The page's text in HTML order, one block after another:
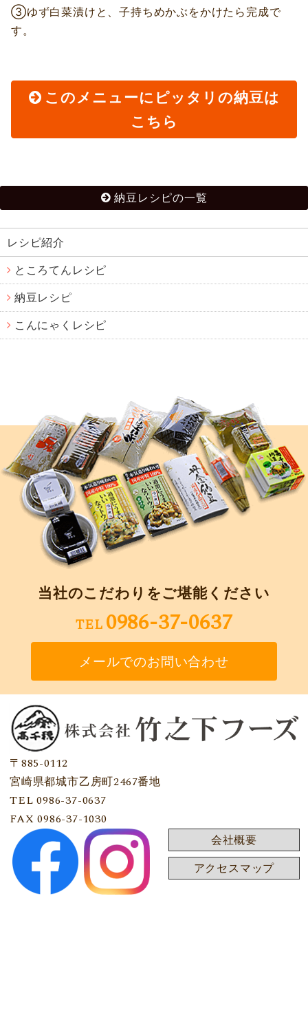
③ゆず白菜漬けと、子持ちめかぶをかけたら完成で
す。
このメニューにピッタリの納豆は
こちら
納豆レシピの一覧
レシピ紹介
ところてんレシピ
納豆レシピ
こんにゃくレシピ
当社のこだわりをご堪能ください
TEL 0986-37-0637
メールでのお問い合わせ
〒885-0112
宮崎県都城市乙房町2467番地
TEL 0986-37-0637
FAX 0986-37-1030
会社概要
アクセスマップ